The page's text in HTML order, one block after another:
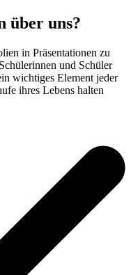
über uns?
in Präsentationen zu
und Schüler
wichtiges Element jeder
ihres Lebens halten